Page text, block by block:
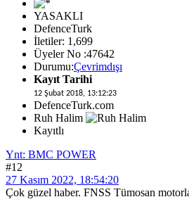
YASAKLI
DefenceTurk
İletiler: 1,699
Üyeler No :47642
Durumu:Çevrimdışı
Kayıt Tarihi
12 Şubat 2018, 13:12:23
DefenceTurk.com
Ruh Halim
Kayıtlı
Ynt: BMC POWER
#12
27 Kasım 2022, 18:54:20
Çok güzel haber. FNSS Tümosan